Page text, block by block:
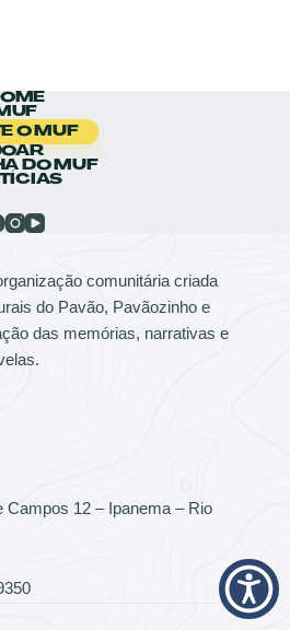
O MUF
DO MUF
comunitária criada
do Pavão, Pavãozinho e
das memórias, narrativas e
Campos 12 – Ipanema – Rio